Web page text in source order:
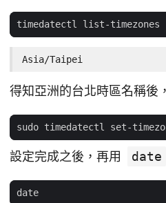
timedatectl list-timezones
Asia/Taipei
得知亞洲的台北時區名稱後
設定完成之後，再用 date